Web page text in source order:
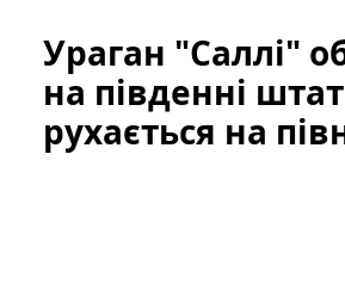
Ураган "Саллі"
на південні
рухається на